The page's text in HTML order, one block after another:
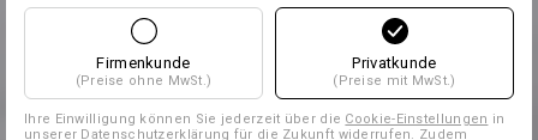
Firmenkunde
(Preise ohne MwSt.)
Privatkunde
(Preise mit MwSt.)
Ihre Einwilligung können Sie jederzeit über die Cookie-Einstellungen in
unserer Datenschutzerklärung für die Zukunft widerrufen. Zudem